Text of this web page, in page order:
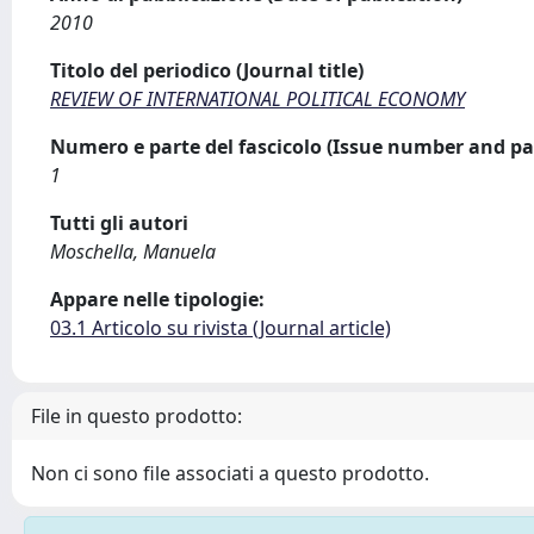
2010
Titolo del periodico (Journal title)
REVIEW OF INTERNATIONAL POLITICAL ECONOMY
Numero e parte del fascicolo (Issue number and
1
Tutti gli autori
Moschella, Manuela
Appare nelle tipologie:
03.1 Articolo su rivista (Journal article)
File in questo prodotto:
Non ci sono file associati a questo prodotto.